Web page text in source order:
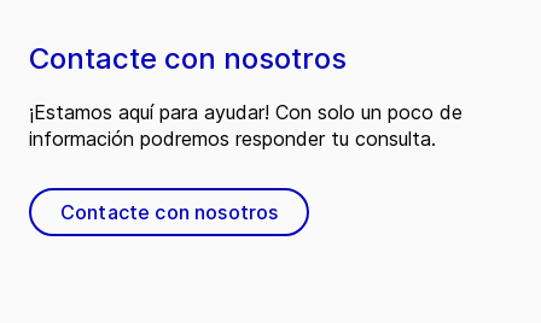
Contacte con nosotros
¡Estamos aquí para ayudar! Con solo un poco de
información podremos responder tu consulta.
Contacte con nosotros